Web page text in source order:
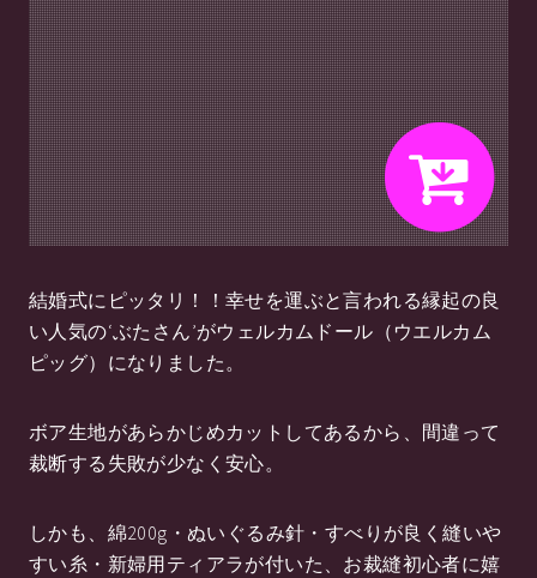
結婚式にピッタリ！！幸せを運ぶと言われる縁起の良
い人気の‘ぶたさん’がウェルカムドール（ウエルカム
ピッグ）になりました。
ボア生地があらかじめカットしてあるから、間違って
裁断する失敗が少なく安心。
しかも、綿200g・ぬいぐるみ針・すべりが良く縫いや
すい糸・新婦用ティアラが付いた、お裁縫初心者に嬉